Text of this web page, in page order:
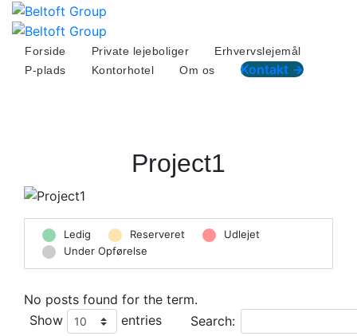
Skip
contentForside Private lejeboliger
Erhvervslejemål
P-plads
Kontorhotel Om os Kontakt →
Project1
Ledig Reserveret
Udlejet
Under Opførelse
No posts found for the term.
Show
entries Search: